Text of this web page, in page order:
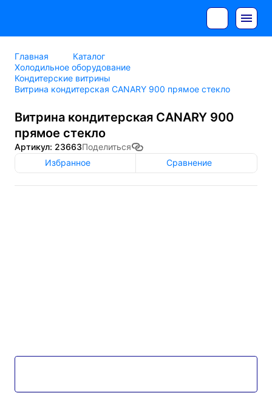
Главная
Каталог
Холодильное оборудование
Кондитерские витрины
Витрина кондитерская CANARY 900 прямое стекло
Витрина кондитерская CANARY 900
прямое стекло
Артикул: 23663Поделиться
Избранное
Сравнение